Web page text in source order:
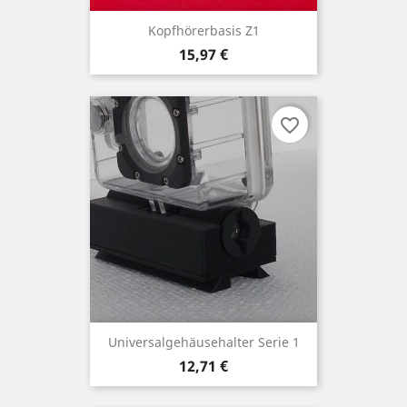
Kopfhörerbasis Z1
Preis
15,97 €
Universalgehäusehalter Serie 1
Preis
12,71 €
favorite_border